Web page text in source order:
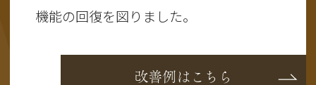
機能の回復を図りました。
改善例はこちら